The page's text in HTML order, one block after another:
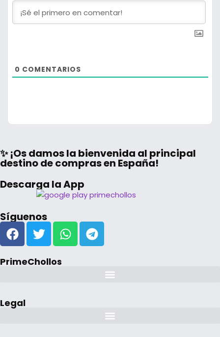
0 COMENTARIOS
✨ ¡Os damos la bienvenida al principal
destino de compras en España!
Descarga la App
Síguenos
PrimeChollos
Legal